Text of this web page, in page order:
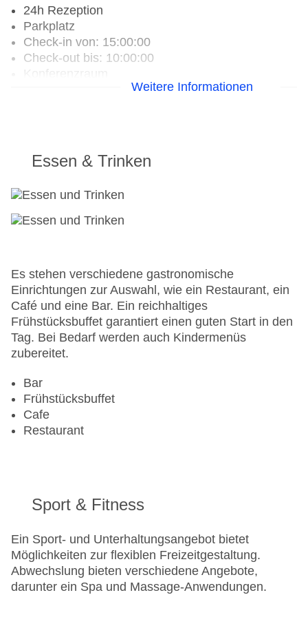
24h Rezeption
Parkplatz
Check-in von: 15:00:00
Check-out bis: 10:00:00
Konferenzraum
Anzahl der Konferenzräume: 1
Anzahl der Aufzüge: 1
Gesamtanzahl der Zimmer: 125
Zahlungsarten: American Express, Diners Club,
Weitere Informationen
Essen & Trinken
Es stehen verschiedene gastronomische
Einrichtungen zur Auswahl, wie ein Restaurant, ein
Café und eine Bar. Ein reichhaltiges
Frühstücksbuffet garantiert einen guten Start in den
Tag. Bei Bedarf werden auch Kindermenüs
zubereitet.
Bar
Frühstücksbuffet
Cafe
Restaurant
Sport & Fitness
Ein Sport- und Unterhaltungsangebot bietet
Möglichkeiten zur flexiblen Freizeitgestaltung.
Abwechslung bieten verschiedene Angebote,
darunter ein Spa und Massage-Anwendungen.